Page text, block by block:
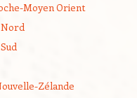
Moyen Orient
Nord
Zélande